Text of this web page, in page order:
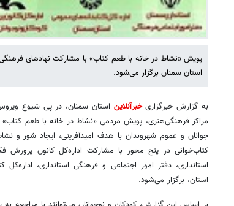
پویش «نشاط در خانه با طعم کتاب» با مشارکت نهادهای
استان سمنان برگزار می‌شود.
به گزارش خبرگزاریخبرآنلاین استان سمنان، در پی شیوع
مراکز فرهنگی‌هنری، پویش مردمی «نشاط در خانه با طعم
جوانان و عموم شهروندان با هدف امیدآفرینی، ایجاد شور و
کتاب‌خوانی در پنج محور با مشارکت اداره‌کل کانون پرورش
استانداری، دفتر امور اجتماعی و فرهنگی استانداری،
استان، برگزار می‌شود.